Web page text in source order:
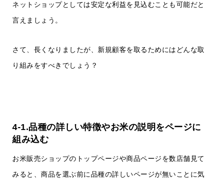
ネットショップとしては安定な利益を見込むことも可能だと
言えましょう。
さて、長くなりましたが、新規顧客を取るためにはどんな取
り組みをすべきでしょう？
4-1.品種の詳しい特徴やお米の説明をページに
組み込む
お米販売ショップのトップページや商品ページを数店舗見て
みると、商品を選ぶ前に品種の詳しいページが無いことに気